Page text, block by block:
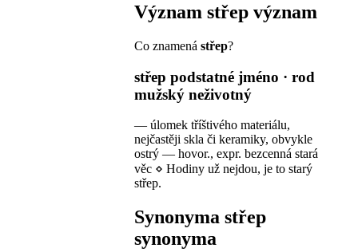
Význam střep význam
Co znamená střep?
střep podstatné jméno · rod
mužský neživotný
— úlomek tříštivého materiálu,
nejčastěji skla či keramiky, obvykle
ostrý — hovor., expr. bezcenná stará
věc ⋄ Hodiny už nejdou, je to starý
střep.
Synonyma střep
synonyma